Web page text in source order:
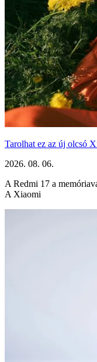
Tarolhat ez az új olcsó
2026. 08. 06.
A Redmi 17 a
A Xiaomi